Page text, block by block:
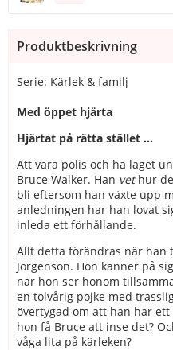
Produktbeskrivning
Serie: Kärlek & familj
Med öppet hjärta
Hjärtat på rätta stället ...
Att vara polis och ha läget
Bruce Walker. Han vethur
bli eftersom han växte upp
anledningen har han lovat
inleda ett förhållande.
Allt detta förändras när han
Jorgenson. Hon känner på
när hon ser honom
en tolvårig pojke med
övertygad om att han har
hon få Bruce att inse det?
våga lita på kärleken?